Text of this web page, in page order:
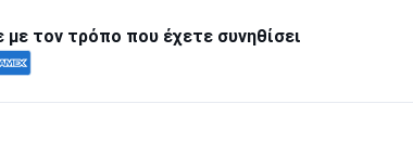
τον τρόπο που έχετε συνηθίσει